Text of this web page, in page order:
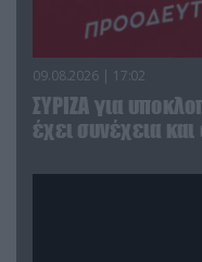
09.08.2026 | 17:02
ΣΥΡΙΖΑ για
έχει συνέχεια